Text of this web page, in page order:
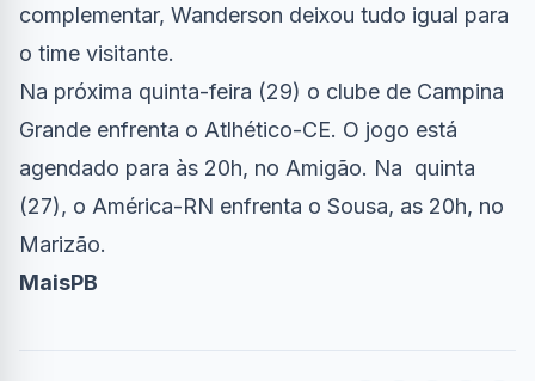
complementar, Wanderson deixou tudo igual para
o time visitante.
Na próxima quinta-feira (29) o clube de Campina
Grande enfrenta o Atlhético-CE. O jogo está
agendado para às 20h, no Amigão. Na quinta
(27), o América-RN enfrenta o Sousa, as 20h, no
Marizão.
MaisPB